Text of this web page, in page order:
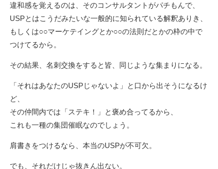
違和感を覚えるのは、そのコンサルタントがパチもんで、
USPとはこうだみたいな一般的に知られている解釈ありき、
もしくは○○マーケテイングとか○○の法則だとかの枠の中で
つけてるから。
その結果、名刺交換をすると皆、同じような集まりになる。
「それはあなたのUSPじゃないよ」と口から出そうになるけ
ど、
その仲間内では「ステキ！」と褒め合ってるから、
これも一種の集団催眠なのでしょう。
肩書きをつけるなら、本当のUSPが不可欠。
でも、それだけじゃ抜きん出ない。